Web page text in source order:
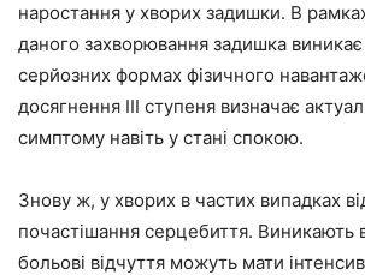
наростання у хворих задишки. В
даного захворювання задишка виникає
серйозних формах фізичного
досягнення III ступеня визначає
симптому навіть у стані спокою.
Знову ж, у хворих в частих випадках
почастішання серцебиття. Виникають
больові відчуття можуть мати